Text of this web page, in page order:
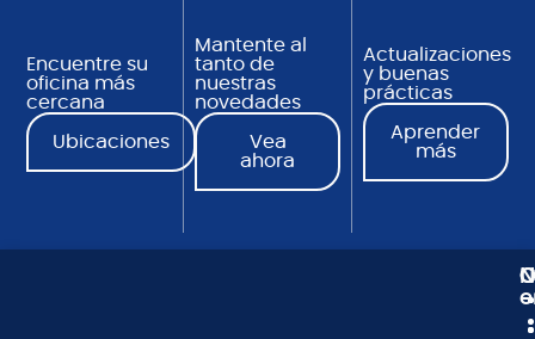
Encuentre su
oficina más
cercana
Ubicaciones
Mantente al
tanto de
nuestras
novedades
Vea
ahora
Actualizaciones
y buenas
prácticas
Aprender
más